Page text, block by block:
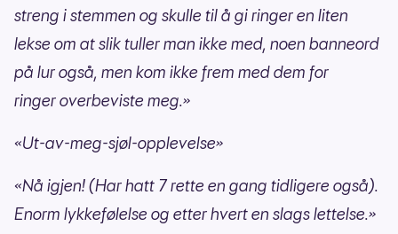
streng i stemmen og skulle til å gi ringer en liten
lekse om at slik tuller man ikke med, noen banneord
på lur også, men kom ikke frem med dem for
ringer overbeviste meg.»
«Ut-av-meg-sjøl-opplevelse»
«Nå igjen! (Har hatt 7 rette en gang tidligere også).
Enorm lykkefølelse og etter hvert en slags lettelse.»